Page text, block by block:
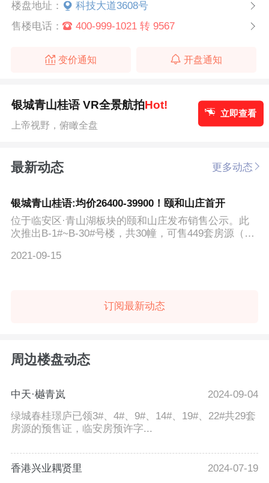
楼盘地址：
科技大道3608号
售楼电话：
400-999-1021 转 9567
变价通知 开盘通知
银城青山桂语 VR全景航拍Hot!
上帝视野，俯瞰全盘
立即查看
最新动态 更多动态
银城青山桂语:均价26400-39900！颐和山庄首开
位于临安区·青山湖板块的颐和山庄发布销售公示。此
次推出B-1#~B-30#号楼，共30幢，可售449套房源（其
2021-09-15
订阅最新动态
周边楼盘动态
中天·樾青岚
2024-09-04
绿城春桂璟庐已领3#、4#、9#、14#、19#、22#共29套
房源的预售证，临安房预许字...
香港兴业耦贤里 2024-07-19